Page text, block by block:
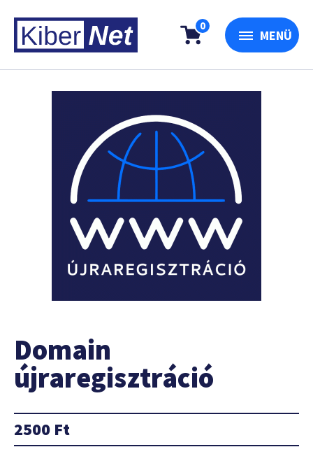
0
MENÜ
Domain
újraregisztráció
2500 Ft